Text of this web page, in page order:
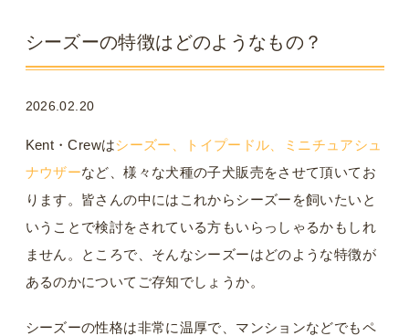
シーズーの特徴はどのようなもの？
2026.02.20
Kent・Crewはシーズー、トイプードル、ミニチュアシュ
ナウザーなど、様々な犬種の子犬販売をさせて頂いてお
ります。皆さんの中にはこれからシーズーを飼いたいと
いうことで検討をされている方もいらっしゃるかもしれ
ません。ところで、そんなシーズーはどのような特徴が
あるのかについてご存知でしょうか。
シーズーの性格は非常に温厚で、マンションなどでもペ